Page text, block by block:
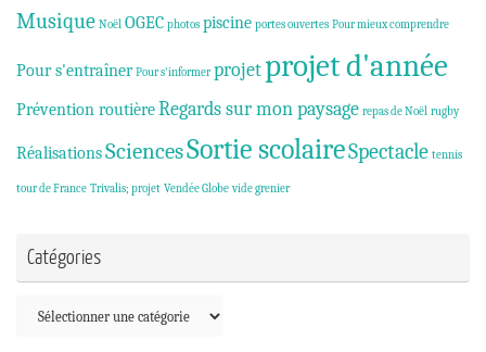
Musique Noël OGEC photos piscine portes ouvertes Pour mieux comprendre
Pour s'entraîner Pour s'informer projetprojet d'année
Prévention routièreRegards sur mon paysage repas de Noël rugby
RéalisationsSciencesSortie scolaireSpectacle tennis
tour de France Trivalis; projet Vendée Globe vide grenier
Catégories
Catégories